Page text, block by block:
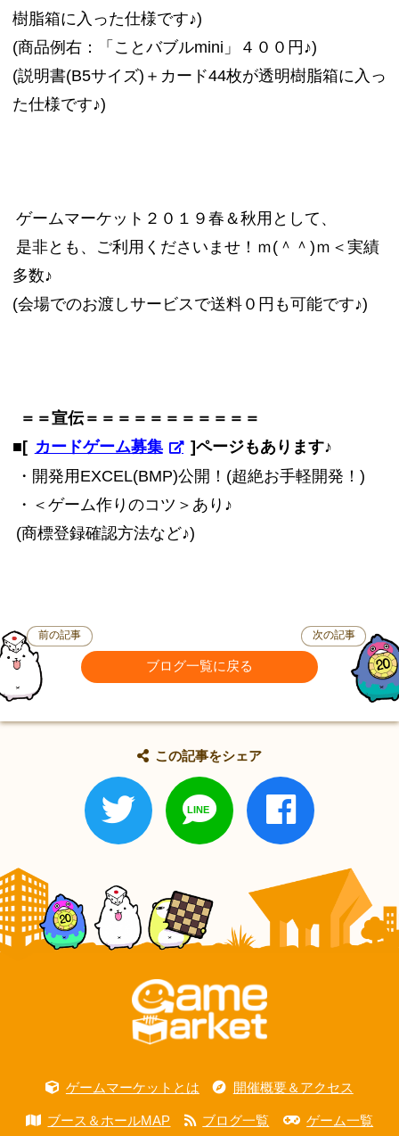
樹脂箱に入った仕様です♪)
(商品例右：「ことバブルmini」４００円♪)
(説明書(B5サイズ)＋カード44枚が透明樹脂箱に入っ
た仕様です♪)
ゲームマーケット２０１９春＆秋用として、
是非とも、ご利用くださいませ！ｍ(＾＾)ｍ＜実績
多数♪
(会場でのお渡しサービスで送料０円も可能です♪)
＝＝宣伝＝＝＝＝＝＝＝＝＝＝＝
■[ カードゲーム募集
]ページもあります♪
・開発用EXCEL(BMP)公開！(超絶お手軽開発！)
・＜ゲーム作りのコツ＞あり♪
(商標登録確認方法など♪)
前の記事
ブログ一覧に戻る
次の記事
この記事をシェア
ゲームマーケットとは 開催概要＆アクセス
ブース＆ホールMAP ブログ一覧 ゲーム一覧